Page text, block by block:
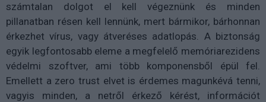
számtalan dolgot el kell végeznünk és minden
pillanatban résen kell lennünk, mert bármikor, bárhonnan
érkezhet vírus, vagy átveréses adatlopás. A biztonság
egyik legfontosabb eleme a megfelelő memóriarezidens
védelmi szoftver, ami több komponensből épül fel.
Emellett a zero trust elvet is érdemes magunkévá tenni,
vagyis minden, a netről érkező kérést, információt